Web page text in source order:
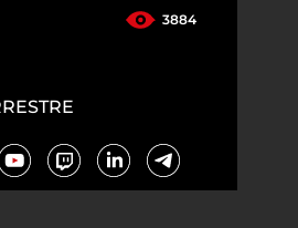
3884